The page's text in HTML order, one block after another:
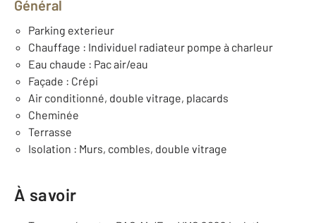
Général
Parking exterieur
Chauffage : Individuel radiateur pompe à charleur
Eau chaude : Pac air/eau
Façade : Crépi
Air conditionné, double vitrage, placards
Cheminée
Terrasse
Isolation : Murs, combles, double vitrage
À savoir